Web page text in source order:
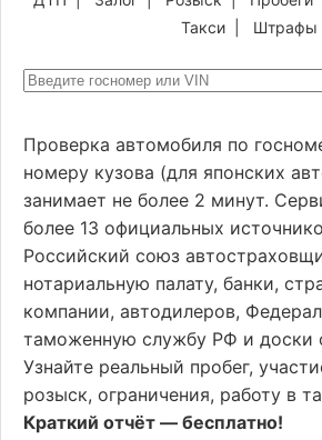
Такси| Штрафы
Проверка автомобиля по
номеру кузова (для японских
занимает не более 2 минут.
более 13 официальных
Российский союз
нотариальную палату, банки,
компании, автодилеров,
таможенную службу РФ и доски
Узнайте реальный пробег,
розыск, ограничения, работу в
Краткий отчёт — бесплатно!